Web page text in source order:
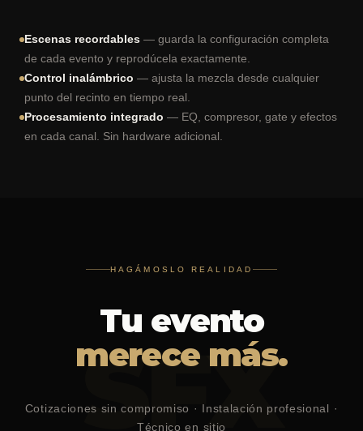
Escenas recordables — guarda la configuración completa
de cada evento y reprodúcela exactamente.
Control inalámbrico — ajusta la mezcla desde cualquier
punto del recinto en tiempo real.
Procesamiento integrado — EQ, compresor, gate y efectos
en cada canal. Sin hardware adicional.
SFX
HAGÁMOSLO REALIDAD
Tu evento
merece más.
Cotizaciones sin compromiso · Instalación profesional ·
Técnico en sitio